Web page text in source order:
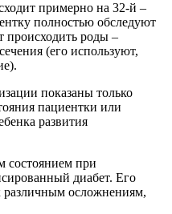
примерно на 32-й –
полностью обследуют
происходить роды –
(его используют,
показаны только
пациентки или
развития
состоянием при
диабет. Его
различным осложнениям,